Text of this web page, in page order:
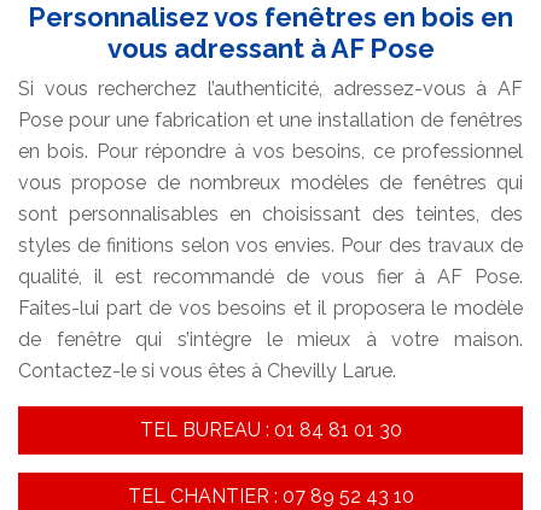
Personnalisez vos fenêtres en bois en
vous adressant à AF Pose
Si vous recherchez l’authenticité, adressez-vous à AF
Pose pour une fabrication et une installation de fenêtres
en bois. Pour répondre à vos besoins, ce professionnel
vous propose de nombreux modèles de fenêtres qui
sont personnalisables en choisissant des teintes, des
styles de finitions selon vos envies. Pour des travaux de
qualité, il est recommandé de vous fier à AF Pose.
Faites-lui part de vos besoins et il proposera le modèle
de fenêtre qui s’intègre le mieux à votre maison.
Contactez-le si vous êtes à Chevilly Larue.
TEL BUREAU : 01 84 81 01 30
TEL CHANTIER : 07 89 52 43 10